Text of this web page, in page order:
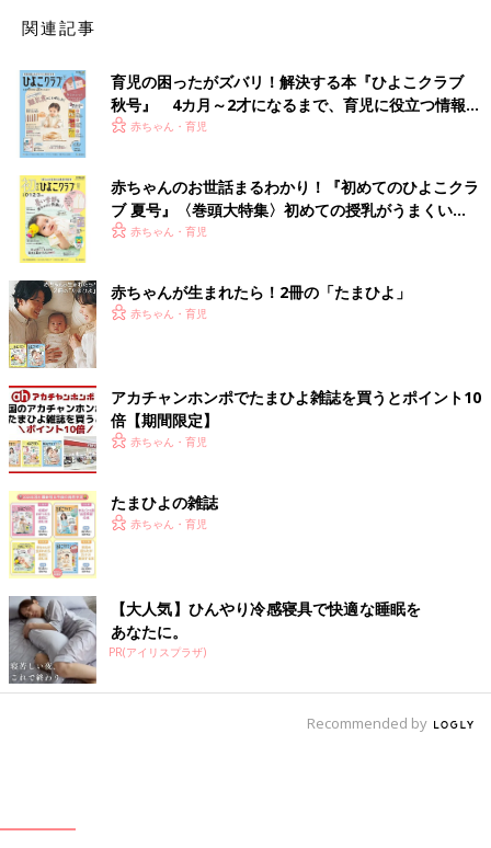
関連記事
育児の困ったがズバリ！解決する本『ひよこクラブ
秋号』 4カ月～2才になるまで、育児に役立つ情報が
いっぱい！
赤ちゃん・育児
赤ちゃんのお世話まるわかり！『初めてのひよこクラ
ブ 夏号』〈巻頭大特集〉初めての授乳がうまくい
く！ おっぱい・ミルクの基本と夏のトラブル 解決テ
赤ちゃん・育児
赤ちゃんが生まれたら！2冊の「たまひよ」
赤ちゃん・育児
アカチャンホンポでたまひよ雑誌を買うとポイント10
倍【期間限定】
赤ちゃん・育児
たまひよの雑誌
赤ちゃん・育児
【大人気】ひんやり冷感寝具で快適な睡眠を
あなたに。
PR(アイリスプラザ)
Recommended by